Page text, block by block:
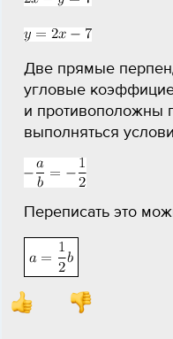
Две прямые
угловые
и противоположны
выполняться
Переписать это